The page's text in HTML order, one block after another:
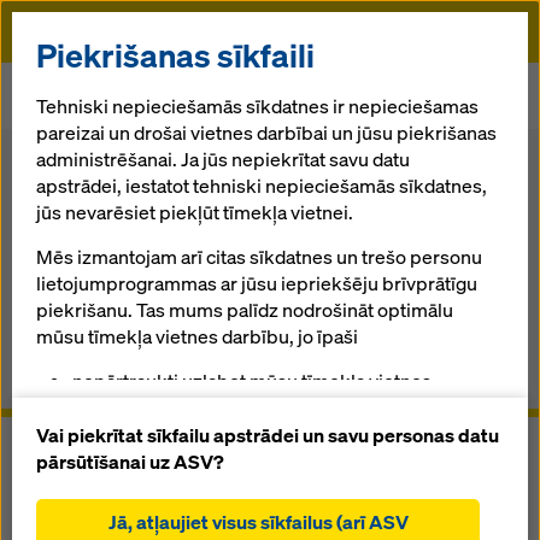
Doka
Savienojošie veidņu ratiņi
Atpakaļ uz pārskatu
Savienojošie veidņu ratiņi
Pielāgojamie pārvietojamie savienojošie tiltu klājuma
veidņi no viena piegādātāja
Pārskats
Piekrišanas sīkfaili
Tehniski nepieciešamās sīkdatnes ir nepieciešamas
pareizai un drošai vietnes darbībai un jūsu piekrišanas
administrēšanai. Ja jūs nepiekrītat savu datu
apstrādei, iestatot tehniski nepieciešamās sīkdatnes,
jūs nevarēsiet piekļūt tīmekļa vietnei.
Mēs izmantojam arī citas sīkdatnes un trešo personu
lietojumprogrammas ar jūsu iepriekšēju brīvprātīgu
piekrišanu. Tas mums palīdz nodrošināt optimālu
mūsu tīmekļa vietnes darbību, jo īpaši
nepārtraukti uzlabot mūsu tīmekļa vietnes
sīkdatnes),
atvieglot netraucētu iepirkšanās procesu,
un statistiskās sīkdatnes),
Vai piekrītat sīkfailu apstrādei un savu personas datu
pārsūtīšanai uz ASV?
Jā, atļaujiet visus sīkfailus (arī ASV